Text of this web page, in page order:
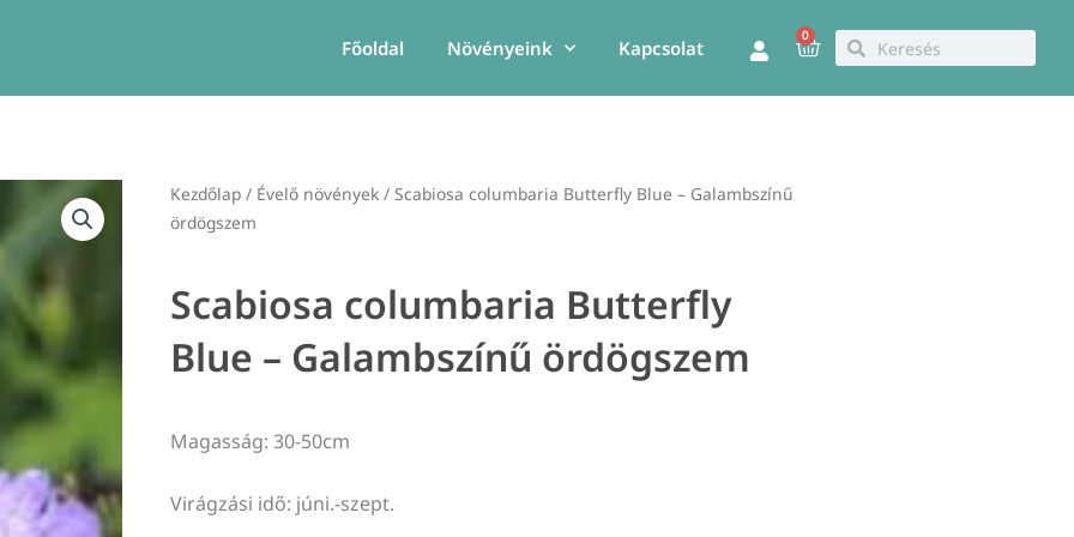
Főoldal Növényeink Kapcsolat
0
KosárKeresésKeresés
Kezdőlap / Évelő növények / Scabiosa columbaria Butterfly Blue – Galambszínű
ördögszem
Scabiosa columbaria Butterfly
Blue – Galambszínű ördögszem
Magasság: 30-50cm
Virágzási idő: júni.-szept.